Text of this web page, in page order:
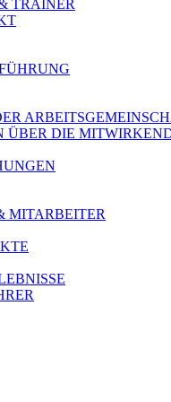
TRAINER
ÜBER DIE
MITARBEITER